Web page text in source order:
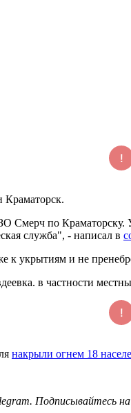
Краматорск.
Смерч по Краматорску.
служба", - написал в
к укрытиям и не
в частности
накрыли огнем 18
Подписывайтесь